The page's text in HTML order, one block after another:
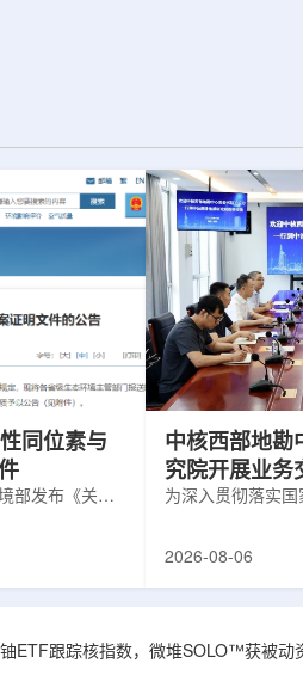
时域
热传
加速...
同位素与
部发布《关于
、已获得豁免
以公告。随公
录，涉及山
中核西部地勘
究院开展业务
为深入贯彻落实
地质研究院，开
内油气测井成套装
验、智能测井解释
2026-08-06
ETF跟踪核指数，微堆SOLO™获被动